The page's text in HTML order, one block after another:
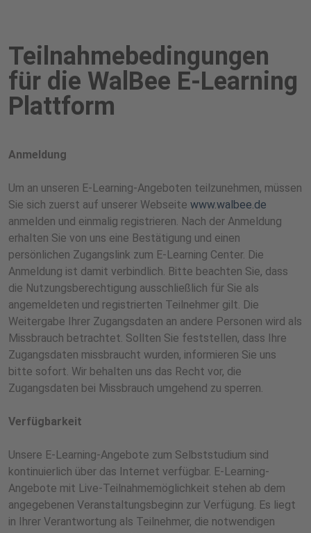
Teilnahmebedingungen
für die WalBee E-Learning
Plattform
Anmeldung
Um an unseren E-Learning-Angeboten teilzunehmen, müssen
Sie sich zuerst auf unserer Webseite www.walbee.de
anmelden und einmalig registrieren. Nach der Anmeldung
erhalten Sie von uns eine Bestätigung und einen
persönlichen Zugangslink zum E-Learning Center. Die
Anmeldung ist damit verbindlich. Bitte beachten Sie, dass
die Nutzungsberechtigung ausschließlich für Sie als
angemeldeten und registrierten Teilnehmer gilt. Die
Weitergabe Ihrer Zugangsdaten an andere Personen wird als
Missbrauch betrachtet. Sollten Sie feststellen, dass Ihre
Zugangsdaten missbraucht wurden, informieren Sie uns
bitte sofort. Wir behalten uns das Recht vor, die
Zugangsdaten bei Missbrauch umgehend zu sperren.
Verfügbarkeit
Unsere E-Learning-Angebote zum Selbststudium sind
kontinuierlich über das Internet verfügbar. E-Learning-
Angebote mit Live-Teilnahmemöglichkeit stehen ab dem
angegebenen Veranstaltungsbeginn zur Verfügung. Es liegt
in Ihrer Verantwortung als Teilnehmer, die notwendigen